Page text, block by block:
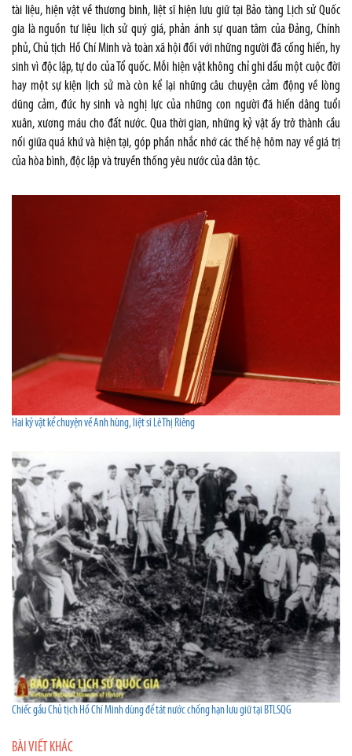
tài liệu, hiện vật về thương binh, liệt sĩ hiện lưu giữ tại Bảo tàng Lịch sử Quốc
gia là nguồn tư liệu lịch sử quý giá, phản ánh sự quan tâm của Đảng, Chính
phủ, Chủ tịch Hồ Chí Minh và toàn xã hội đối với những người đã cống hiến, hy
sinh vì độc lập, tự do của Tổ quốc. Mỗi hiện vật không chỉ ghi dấu một cuộc đời
hay một sự kiện lịch sử mà còn kể lại những câu chuyện cảm động về lòng
dũng cảm, đức hy sinh và nghị lực của những con người đã hiến dâng tuổi
xuân, xương máu cho đất nước. Qua thời gian, những kỷ vật ấy trở thành cầu
nối giữa quá khứ và hiện tại, góp phần nhắc nhớ các thế hệ hôm nay về giá trị
của hòa bình, độc lập và truyền thống yêu nước của dân tộc.
Hai kỷ vật kể chuyện về Anh hùng, liệt sĩ Lê Thị Riêng
Chiếc gầu Chủ tịch Hồ Chí Minh dùng để tát nước chống hạn lưu giữ tại BTLSQG
BÀI VIẾT KHÁC